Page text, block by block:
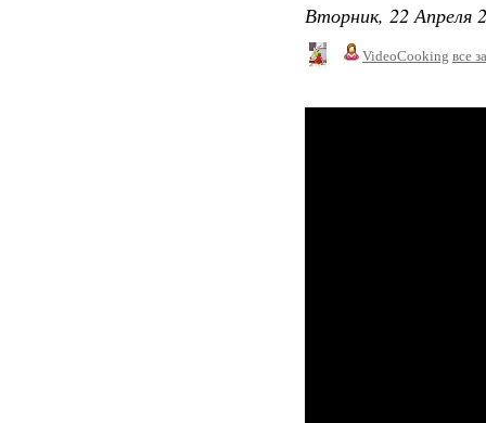
Вторник, 22 Апреля
VideoCooking все